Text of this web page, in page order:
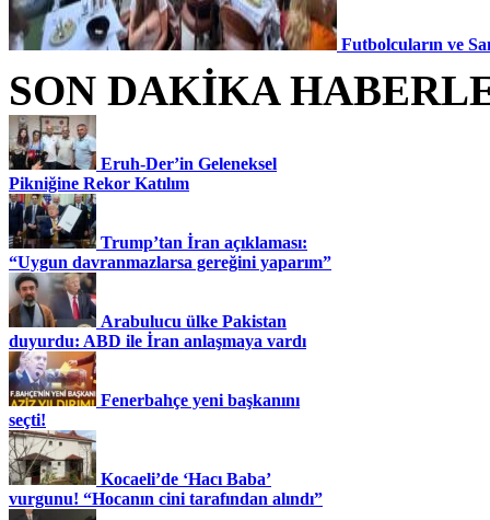
Futbolcuların ve
SON DAKİKA
Eruh-Der’in Geleneksel
Pikniğine Rekor Katılım
Trump’tan İran açıklaması:
“Uygun davranmazlarsa gereğini yaparım”
Arabulucu ülke Pakistan
duyurdu: ABD ile İran anlaşmaya vardı
Fenerbahçe yeni başkanını
seçti!
Kocaeli’de ‘Hacı Baba’
vurgunu! “Hocanın cini tarafından alındı”